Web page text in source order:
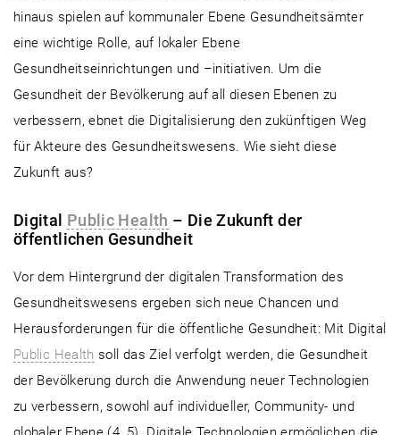
hinaus spielen auf kommunaler Ebene Gesundheitsämter
eine wichtige Rolle, auf lokaler Ebene
Gesundheitseinrichtungen und –initiativen. Um die
Gesundheit der Bevölkerung auf all diesen Ebenen zu
verbessern, ebnet die Digitalisierung den zukünftigen Weg
für Akteure des Gesundheitswesens. Wie sieht diese
Zukunft aus?
Digital Public Health – Die Zukunft der
öffentlichen Gesundheit
Vor dem Hintergrund der digitalen Transformation des
Gesundheitswesens ergeben sich neue Chancen und
Herausforderungen für die öffentliche Gesundheit: Mit Digital
Public Health soll das Ziel verfolgt werden, die Gesundheit
der Bevölkerung durch die Anwendung neuer Technologien
zu verbessern, sowohl auf individueller, Community- und